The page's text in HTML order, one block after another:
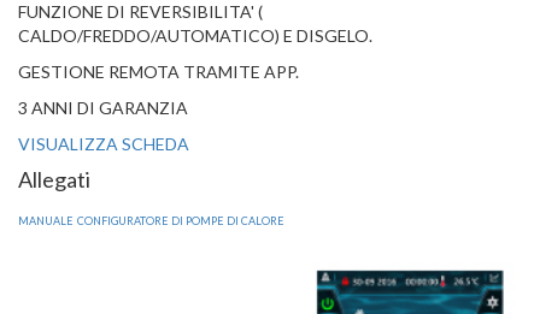
FUNZIONE DI REVERSIBILITA' (
CALDO/FREDDO/AUTOMATICO) E DISGELO.
GESTIONE REMOTA TRAMITE APP.
3 ANNI DI GARANZIA
VISUALIZZA SCHEDA
Allegati
MANUALE CONFIGURATORE DI POMPE DI CALORE